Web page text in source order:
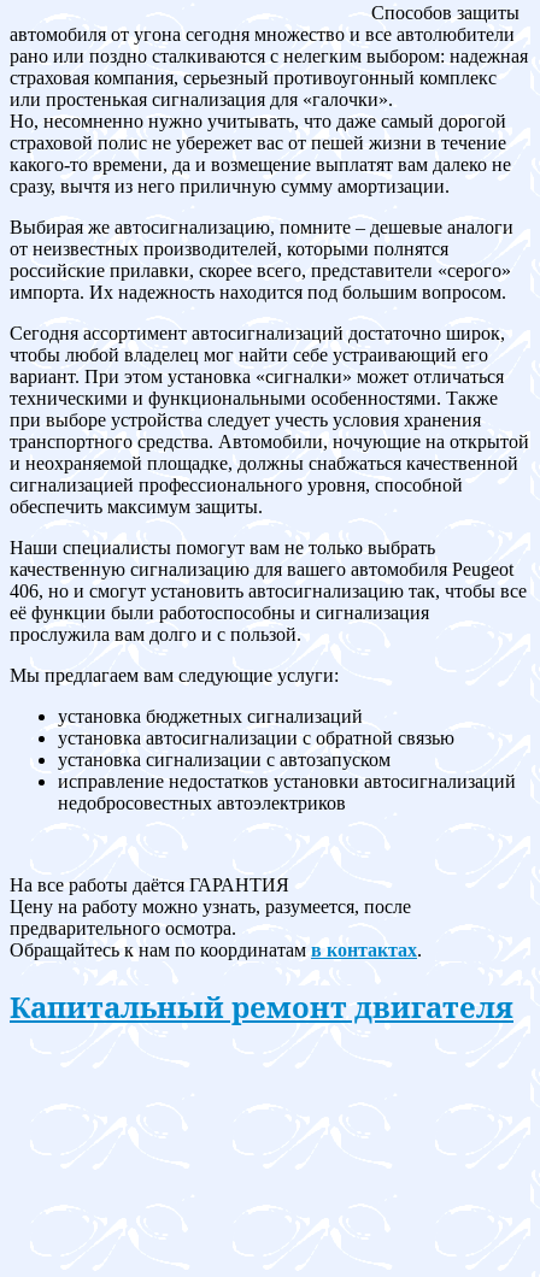
Способов защиты
автомобиля от угона сегодня множество и все автолюбители
рано или поздно сталкиваются с нелегким выбором: надежная
страховая компания, серьезный противоугонный комплекс
или простенькая сигнализация для «галочки».
Но, несомненно нужно учитывать, что даже самый дорогой
страховой полис не убережет вас от пешей жизни в течение
какого-то времени, да и возмещение выплатят вам далеко не
сразу, вычтя из него приличную сумму амортизации.
Выбирая же автосигнализацию, помните – дешевые аналоги
от неизвестных производителей, которыми полнятся
российские прилавки, скорее всего, представители «серого»
импорта. Их надежность находится под большим вопросом.
Сегодня ассортимент автосигнализаций достаточно широк,
чтобы любой владелец мог найти себе устраивающий его
вариант. При этом установка «сигналки» может отличаться
техническими и функциональными особенностями. Также
при выборе устройства следует учесть условия хранения
транспортного средства. Автомобили, ночующие на открытой
и неохраняемой площадке, должны снабжаться качественной
сигнализацией профессионального уровня, способной
обеспечить максимум защиты.
Наши специалисты помогут вам не только выбрать
качественную сигнализацию для вашего автомобиля Peugeot
406, но и смогут установить автосигнализацию так, чтобы все
её функции были работоспособны и сигнализация
прослужила вам долго и с пользой.
Мы предлагаем вам следующие услуги:
установка бюджетных сигнализаций
установка автосигнализации с обратной связью
установка сигнализации с автозапуском
исправление недостатков установки автосигнализаций
недобросовестных автоэлектриков
На все работы даётся ГАРАНТИЯ
Цену на работу можно узнать, разумеется, после
предварительного осмотра.
Обращайтесь к нам по координатам в контактах.
Капитальный ремонт двигателя